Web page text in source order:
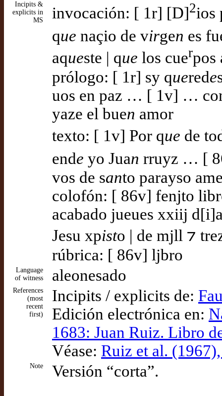
Incipits &
explicits in
MS
invocación: [ 1r] [D]2ios
que naçio de virgen es
aqueste | que los cuerpos
prólogo: [ 1r] sy querede
uos en paz … [ 1v] …
yaze el buen amor
texto: [ 1v] Por que de
ende yo Juan rruyz … [
vos de santo parayso
colofón: [ 86v] fenjto
acabado jueues xxiij
Jesu xpisto | de mjll ⁊
rúbrica: [ 86v] ljbro
Language
of witness
aleonesado
References
(most
recent
first)
Incipits / explicits de:
Edición electrónica en:
1683: Juan Ruiz. Libro
Véase: Ruiz et al.
Note Versión “corta”.